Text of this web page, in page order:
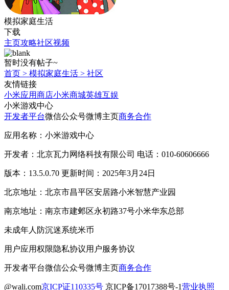
模拟家庭生活
下载
主页攻略社区视频
暂时没有帖子~
首页 > 模拟家庭生活 > 社区
友情链接
小米应用商店小米商城英雄互娱
小米游戏中心
开发者平台微信公众号微博主页商务合作
应用名称：小米游戏中心
开发者：北京瓦力网络科技有限公司 电话：010-60606666
版本：13.5.0.70 更新时间：2025年3月24日
北京地址：北京市昌平区安居路小米智慧产业园
南京地址：南京市建邺区永初路37号小米华东总部
未成年人防沉迷系统米币
用户应用权限隐私协议用户服务协议
开发者平台微信公众号微博主页商务合作
@wali.com京ICP证110335号 京ICP备17017388号-1营业执照